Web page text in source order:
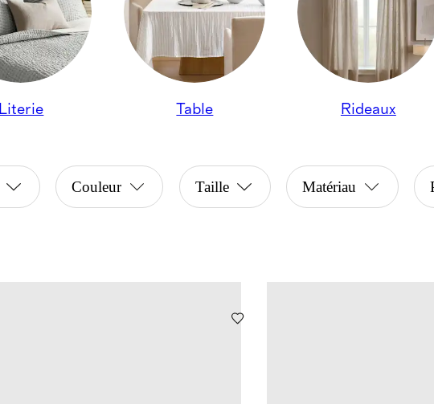
Literie Table Rideaux
Couleur Taille Matériau